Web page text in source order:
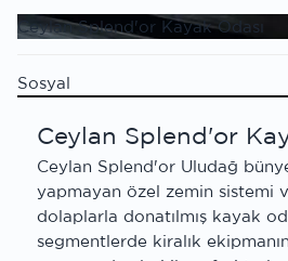
Ceylan Splend'or Kayak Odası
Sosyal
Ceylan Splend'or
Ceylan Splend'or Uludağ
yapmayan özel zemin sistemi
dolaplarla donatılmış kayak
segmentlerde kiralık